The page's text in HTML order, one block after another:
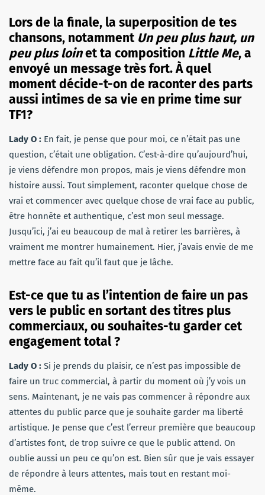
Lors de la finale, la superposition de tes
chansons, notamment Un peu plus haut, un
peu plus loinet ta composition Little Me, a
envoyé un message très fort. À quel
moment décide-t-on de raconter des parts
aussi intimes de sa vie en prime time sur
TF1?
Lady O : En fait, je pense que pour moi, ce n’était pas une
question, c’était une obligation. C’est-à-dire qu’aujourd’hui,
je viens défendre mon propos, mais je viens défendre mon
histoire aussi. Tout simplement, raconter quelque chose de
vrai et commencer avec quelque chose de vrai face au public,
être honnête et authentique, c’est mon seul message.
Jusqu’ici, j’ai eu beaucoup de mal à retirer les barrières, à
vraiment me montrer humainement. Hier, j’avais envie de me
mettre face au fait qu’il faut que je lâche.
Est-ce que tu as l’intention de faire un pas
vers le public en sortant des titres plus
commerciaux, ou souhaites-tu garder cet
engagement total ?
Lady O : Si je prends du plaisir, ce n’est pas impossible de
faire un truc commercial, à partir du moment où j’y vois un
sens. Maintenant, je ne vais pas commencer à répondre aux
attentes du public parce que je souhaite garder ma liberté
artistique. Je pense que c’est l’erreur première que beaucoup
d’artistes font, de trop suivre ce que le public attend. On
oublie aussi un peu ce qu’on est. Bien sûr que je vais essayer
de répondre à leurs attentes, mais tout en restant moi-
même.